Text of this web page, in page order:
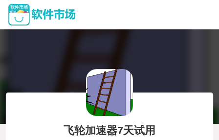
飞轮加速器7天试用